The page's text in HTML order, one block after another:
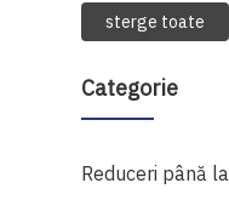
sterge toate
Categorie
Reduceri până